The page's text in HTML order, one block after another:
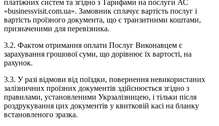
платіжних систем та згідно з Тарифами на послуги АС
«businessvisit.com.ua». Замовник сплачує вартість послуг і
вартість проїзного документа, що є транзитними коштами,
призначеними для перевізника.
3.2. Фактом отримання оплати Послуг Виконавцем є
зарахування грошової суми, що дорівнює їх вартості, на
рахунок.
3.3. У разі відмови від поїздки, повернення невикористаних
залізничних проїзних документів здійснюється згідно з
правилами, установленими Укрзалізницею, і тільки після
роздрукування цих документів у квитковій касі на бланку
встановленого зразка.